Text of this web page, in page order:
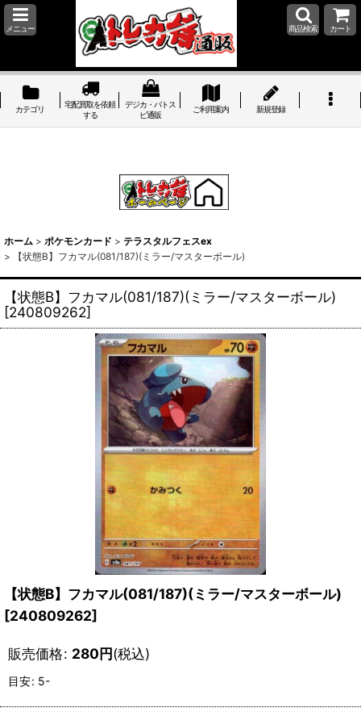
メニュー 商品検索 カート
カテゴリ
宅配買取を依頼
する
デジカ・バトス
ピ通販
ご利用案内 新規登録
ホーム > ポケモンカード > テラスタルフェスex
>
【状態B】フカマル(081/187)(ミラー/マスターボール)
【状態B】フカマル(081/187)(ミラー/マスターボール)
[240809262]
【状態B】フカマル(081/187)(ミラー/マスターボール)
[240809262]
販売価格: 280円(税込)
目安: 5-